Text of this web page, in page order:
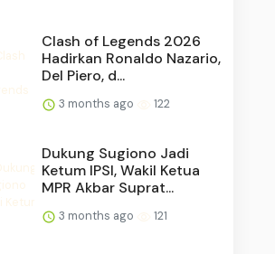
Clash of Legends 2026
Hadirkan Ronaldo Nazario,
Del Piero, d...
3 months ago 122
Dukung Sugiono Jadi
Ketum IPSI, Wakil Ketua
MPR Akbar Suprat...
3 months ago 121